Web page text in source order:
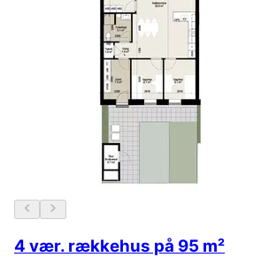
4 vær. rækkehus på 95 m²